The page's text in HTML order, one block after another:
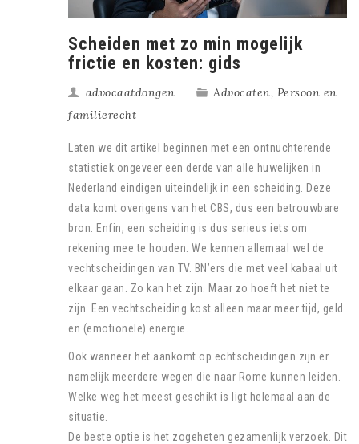
Scheiden met zo min mogelijk
frictie en kosten: gids
advocaatdongen Advocaten, Persoon en
familierecht
Laten we dit artikel beginnen met een ontnuchterende
statistiek:ongeveer een derde van alle huwelijken in
Nederland eindigen uiteindelijk in een scheiding. Deze
data komt overigens van het CBS, dus een betrouwbare
bron. Enfin, een scheiding is dus serieus iets om
rekening mee te houden. We kennen allemaal wel de
vechtscheidingen van TV. BN’ers die met veel kabaal uit
elkaar gaan. Zo kan het zijn. Maar zo hoeft het niet te
zijn. Een vechtscheiding kost alleen maar meer tijd, geld
en (emotionele) energie.
Ook wanneer het aankomt op echtscheidingen zijn er
namelijk meerdere wegen die naar Rome kunnen leiden.
Welke weg het meest geschikt is ligt helemaal aan de
situatie.
De beste optie is het zogeheten gezamenlijk verzoek. Dit